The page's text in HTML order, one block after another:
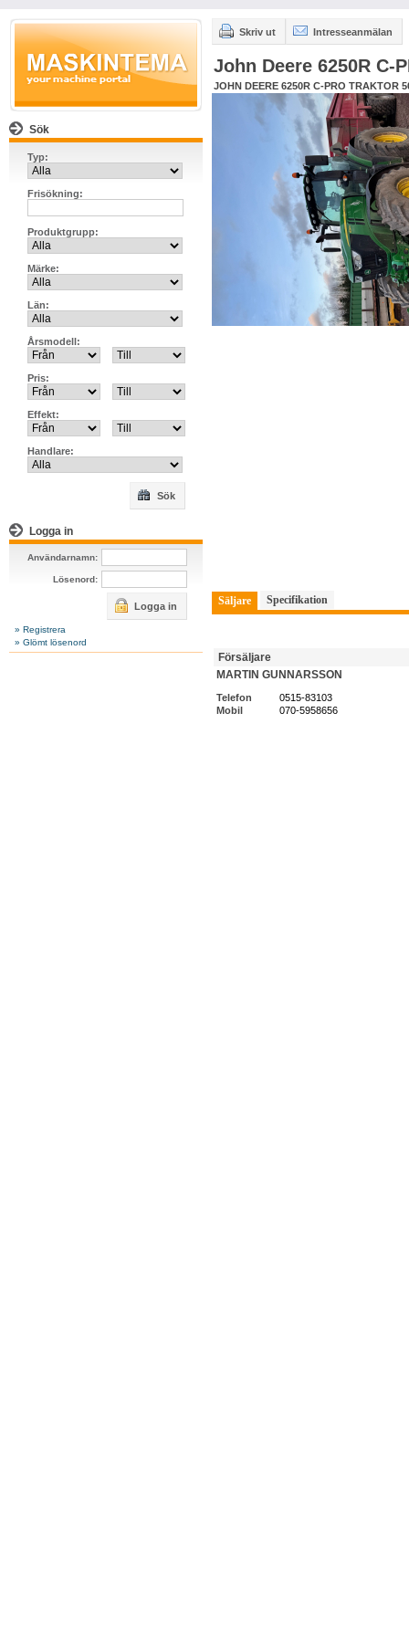
Sök
Typ:
Frisökning:
Produktgrupp:
Märke:
Län:
Årsmodell:
Pris:
Effekt:
Handlare:
Sök
Logga in
Användarnamn:
Lösenord:
Logga in
» Registrera
» Glömt lösenord
Skriv ut Intresseanmälan
John Deere 6250R C-
JOHN DEERE 6250R C-PRO TRAKTOR
Säljare Specifikation
Försäljare
MARTIN GUNNARSSON
Telefon
0515-83103
Mobil
070-5958656